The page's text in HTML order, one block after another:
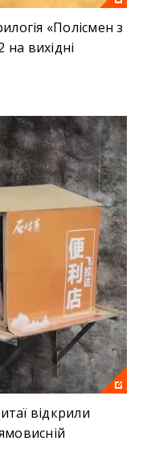
«Полісмен з
на вихідні
відкрили